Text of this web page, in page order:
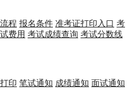
程 报名条件 准考证打印入口 考
费用 考试成绩查询 考试分数线
印 笔试通知 成绩通知 面试通知